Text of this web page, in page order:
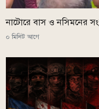
নাটোরে বাস ও নসিমনের
০ মিনিট আগে